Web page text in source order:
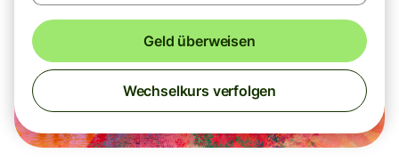
Geld überweisen
Wechselkurs verfolgen